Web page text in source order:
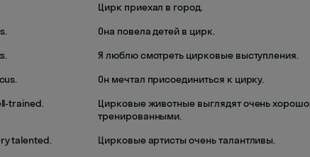
Цирк приехал в город.
Она повела детей в цирк.
Я люблю смотреть цирковые выступления.
Он мечтал присоединиться к цирку.
trained.
Цирковые животные выглядят очень хорошо
тренированными.
talented.
Цирковые артисты очень талантливы.